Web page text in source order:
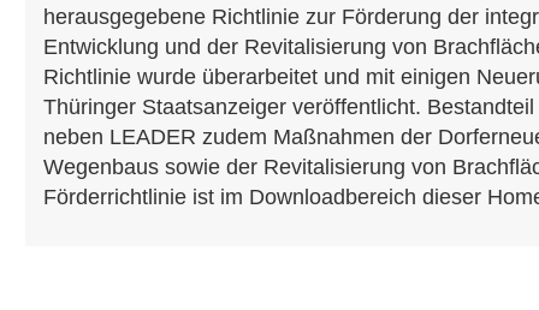
herausgegebene Richtlinie zur Förderung der
Entwicklung und der Revitalisierung von
Richtlinie wurde überarbeitet und mit einigen
Thüringer Staatsanzeiger veröffentlicht.
neben LEADER zudem Maßnahmen der
Wegenbaus sowie der Revitalisierung von
Förderrichtlinie ist im Downloadbereich dieser